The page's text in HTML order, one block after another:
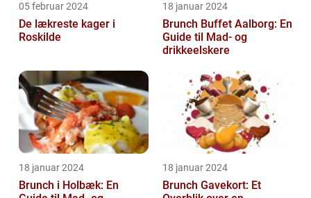
05 februar 2024
De lækreste kager i
Roskilde
18 januar 2024
Brunch Buffet Aalborg: En
Guide til Mad- og
drikkeelskere
18 januar 2024
Brunch i Holbæk: En
18 januar 2024
Brunch Gavekort: Et